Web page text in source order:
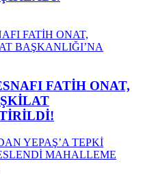
FATİH ONAT,